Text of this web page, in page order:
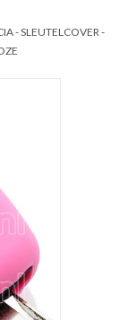
- SLEUTELCOVER -